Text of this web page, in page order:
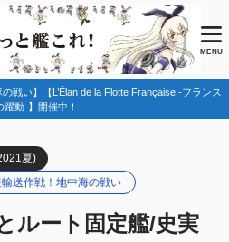
MENU
戦い】【L’Élan de la Flotte Française -フランス
躍動-】開催中！
夏)
送作戦！地中海の戦い
ルート固定艦/史実
リア沖/クレタ島沖